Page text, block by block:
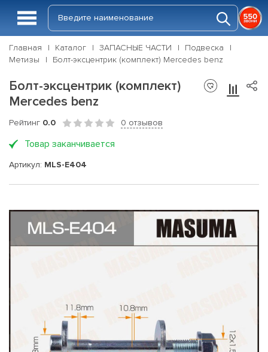
Главная Каталог ЗАПАСНЫЕ ЧАСТИ
Подвеска
Метизы
Болт-эксцентрик (комплект) Mercedes benz
Болт-эксцентрик (комплект)
Mercedes benz
Рейтинг 0.0 0 отзывов
Товар заканчивается
Артикул: MLS-E404